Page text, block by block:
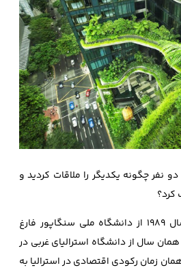
نفر چگونه یکدیگر را ملاقات کردید و
کرد؟
من در سال 1989 از دانشگاه ملی سنگاپور فارغ
سال از دانشگاه استرالیای غربی در
زمان رکودی اقتصادی در استرالیا به